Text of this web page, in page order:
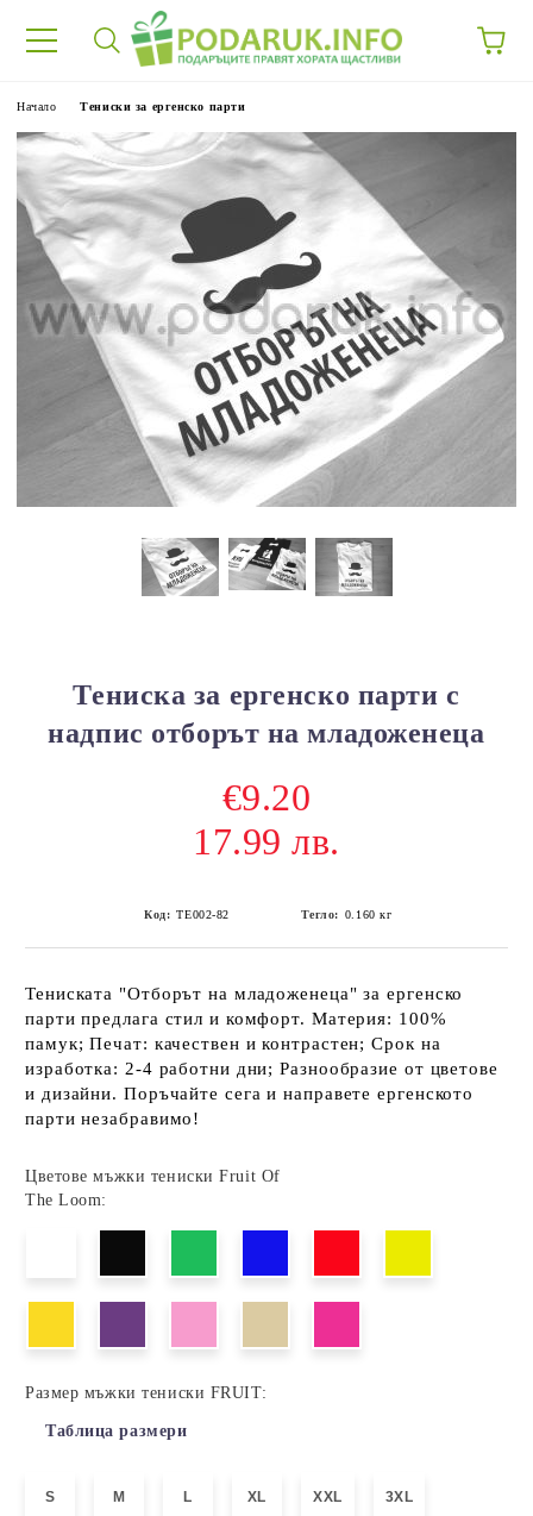
Начало Тениски за ергенско парти
Тениска за ергенско парти с
надпис отборът на младоженеца
€9.20
17.99 лв.
Код: ТЕ002-82 Тегло: 0.160 кг
Тениската "Отборът на младоженеца" за ергенско
парти предлага стил и комфорт. Материя: 100%
памук; Печат: качествен и контрастен; Срок на
изработка: 2-4 работни дни; Разнообразие от цветове
и дизайни. Поръчайте сега и направете ергенското
парти незабравимо!
Цветове мъжки тениски Fruit Of
The Loom:
Размер мъжки тениски FRUIT:
Таблица размери
S M L XL XXL 3XL